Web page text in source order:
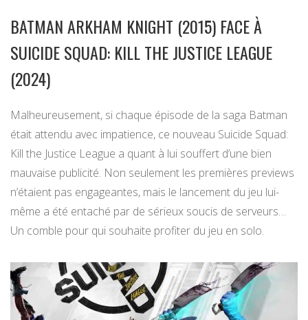
BATMAN ARKHAM KNIGHT (2015) FACE À
SUICIDE SQUAD: KILL THE JUSTICE LEAGUE
(2024)
Malheureusement, si chaque épisode de la saga Batman
était attendu avec impatience, ce nouveau Suicide Squad:
Kill the Justice League a quant à lui souffert d’une bien
mauvaise publicité. Non seulement les premières previews
n’étaient pas engageantes, mais le lancement du jeu lui-
même a été entaché par de sérieux soucis de serveurs…
Un comble pour qui souhaite profiter du jeu en solo.